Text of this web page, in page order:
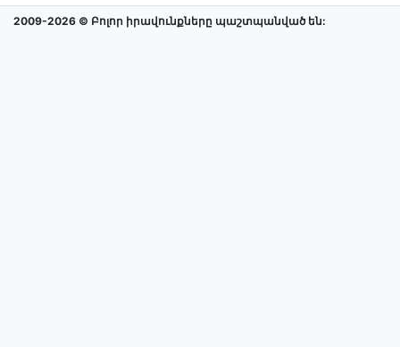
2009-2026 © Բոլոր իրավունքները պաշտպանված են: